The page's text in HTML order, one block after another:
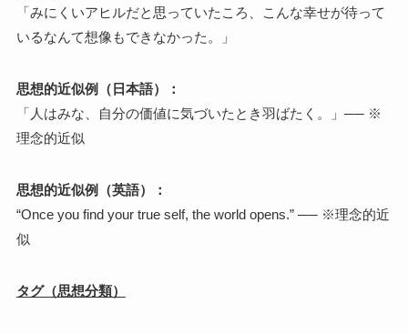
「みにくいアヒルだと思っていたころ、こんな幸せが待って
いるなんて想像もできなかった。」
思想的近似例（日本語）：
「人はみな、自分の価値に気づいたとき羽ばたく。」── ※
理念的近似
思想的近似例（英語）：
“Once you find your true self, the world opens.” ── ※理念的近
似
タグ（思想分類）